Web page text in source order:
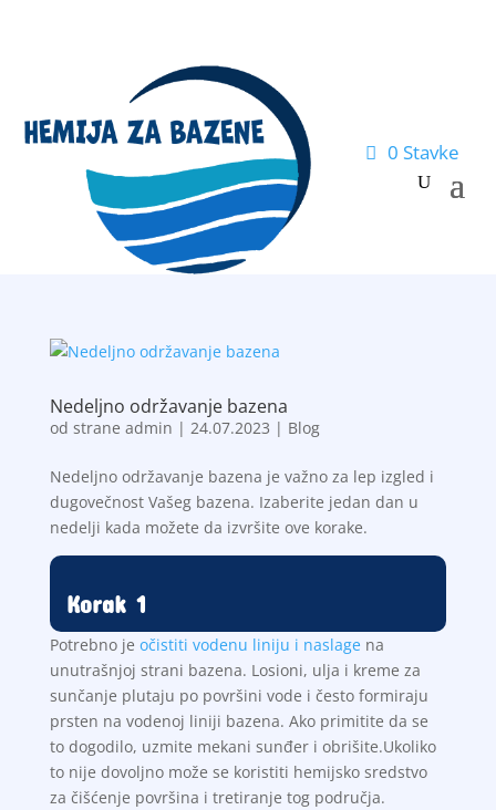
0 Stavke
Nedeljno održavanje bazena
od strane admin | 24.07.2023 | Blog
Nedeljno održavanje bazena je važno za lep izgled i
dugovečnost Vašeg bazena. Izaberite jedan dan u
nedelji kada možete da izvršite ove korake.
Korak 1
Potrebno je očistiti vodenu liniju i naslagena
unutrašnjoj strani bazena. Losioni, ulja i kreme za
sunčanje plutaju po površini vode i često formiraju
prsten na vodenoj liniji bazena. Ako primitite da se
to dogodilo, uzmite mekani sunđer i obrišite.Ukoliko
to nije dovoljno može se koristiti hemijsko sredstvo
za čišćenje površina i tretiranje tog područja.